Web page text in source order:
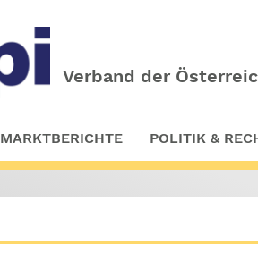
Verband der
MARKTBERICHTE POLITIK &